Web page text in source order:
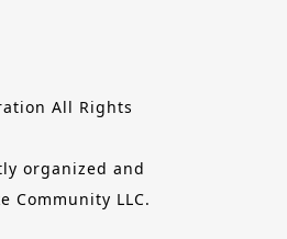
All Rights
organized and
Community LLC.